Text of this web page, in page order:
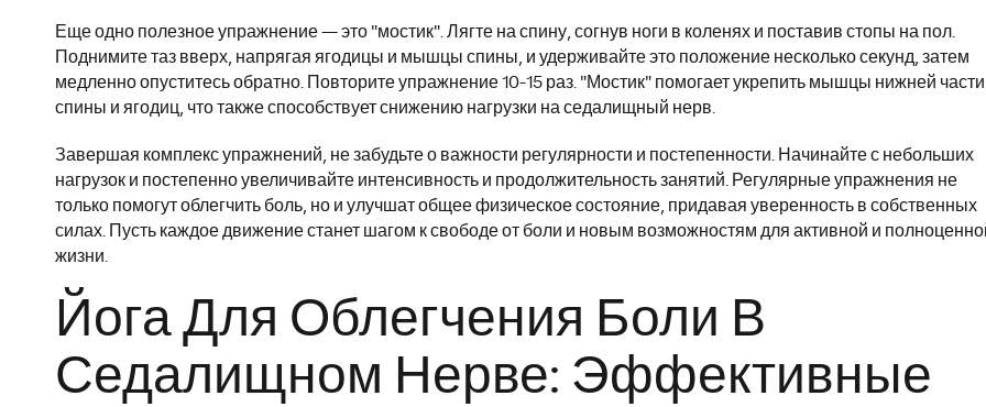
Еще одно полезное упражнение — это "мостик". Лягте на спину, согнув ноги в коленях и поставив стопы на пол.
Поднимите таз вверх, напрягая ягодицы и мышцы спины, и удерживайте это положение несколько секунд, затем
медленно опуститесь обратно. Повторите упражнение 10-15 раз. "Мостик" помогает укрепить мышцы нижней части
спины и ягодиц, что также способствует снижению нагрузки на седалищный нерв.
Завершая комплекс упражнений, не забудьте о важности регулярности и постепенности. Начинайте с небольших
нагрузок и постепенно увеличивайте интенсивность и продолжительность занятий. Регулярные упражнения не
только помогут облегчить боль, но и улучшат общее физическое состояние, придавая уверенность в собственных
силах. Пусть каждое движение станет шагом к свободе от боли и новым возможностям для активной и
жизни.
Йога Для Облегчения Боли В
Седалищном Нерве: Эффективные